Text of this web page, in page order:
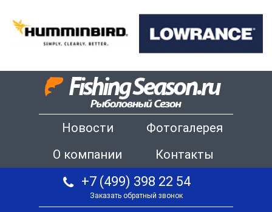
Новости
Фотогалерея
О компании
Контакты
+7 (499) 398 22 54
Заказать обратный звонок